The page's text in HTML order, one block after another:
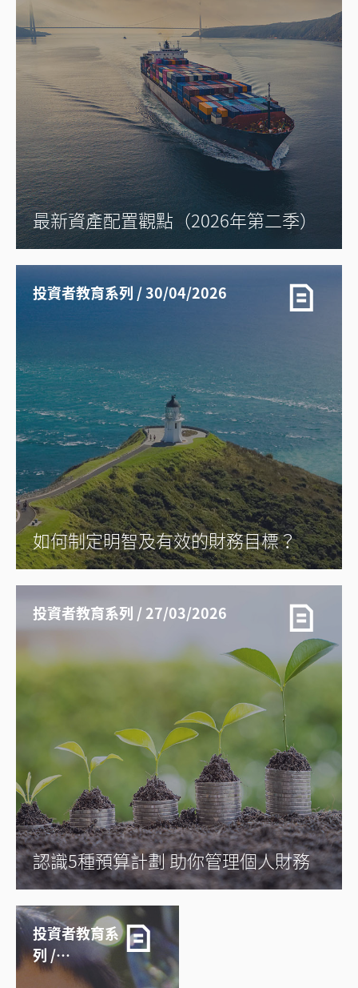
最新資產配置觀點（2026年第二季）
投資者教育系列 / 30/04/2026
如何制定明智及有效的財務目標？
投資者教育系列 / 27/03/2026
認識5種預算計劃 助你管理個人財務
投資者教育系
列 /
11/03/2026